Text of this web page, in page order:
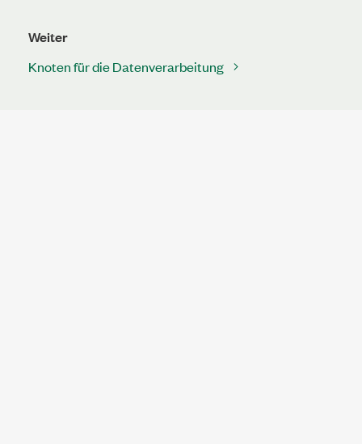
Weiter
Knoten für die Datenverarbeitung